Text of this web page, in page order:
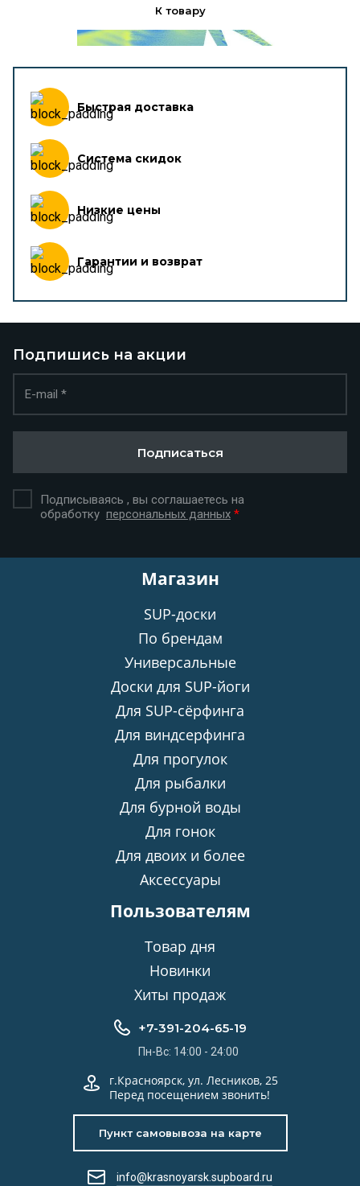
К товару
Быстрая доставка
Система скидок
Низкие цены
Гарантии и возврат
Подпишись на акции
Подписываясь , вы соглашаетесь на
обработку персональных данных *
Подписаться
Магазин
SUP-доски
По брендам
Универсальные
Доски для SUP-йоги
Для SUP-сёрфинга
Для виндсерфинга
Для прогулок
Для рыбалки
Для бурной воды
Для гонок
Для двоих и более
Аксессуары
Пользователям
Товар дня
Новинки
Хиты продаж
+7-391-204-65-19
Пн-Вс: 14:00 - 24:00
г.Красноярск, ул. Лесников, 25
Перед посещением звонить!
Пункт самовывоза на карте
info@krasnoyarsk.supboard.ru